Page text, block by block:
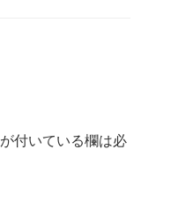
が付いている欄は必